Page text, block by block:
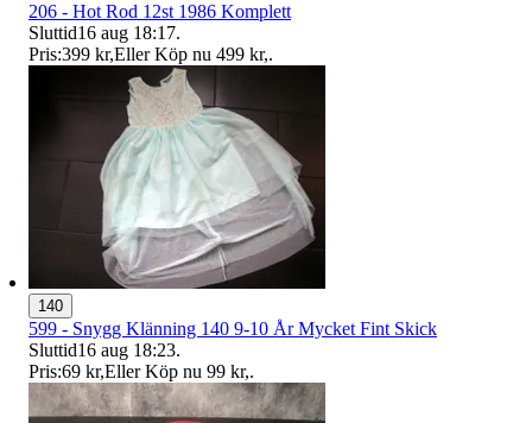
206 - Hot Rod 12st 1986 Komplett
Sluttid16 aug 18:17.
Pris:399 kr,Eller Köp nu 499 kr,.
140
599 - Snygg Klänning 140 9-10 År Mycket Fint Skick
Sluttid16 aug 18:23.
Pris:69 kr,Eller Köp nu 99 kr,.